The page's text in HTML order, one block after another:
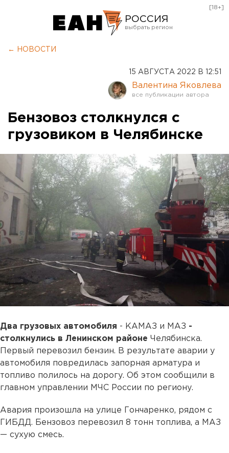
РОССИЯ
Оренбург
[18+]
← НОВОСТИ
15 АВГУСТА 2022 В 12:51
Валентина Яковлева
Бензовоз столкнулся с
грузовиком в Челябинске
Два грузовых автомобиля - КАМАЗ и МАЗ -
столкнулись в Ленинском районе Челябинска.
Первый перевозил бензин. В результате аварии у
автомобиля повредилась запорная арматура и
топливо полилось на дорогу. Об этом сообщили в
главном управлении МЧС России по региону.
Авария произошла на улице Гончаренко, рядом с
ГИБДД. Бензовоз перевозил 8 тонн топлива, а МАЗ
— сухую смесь.